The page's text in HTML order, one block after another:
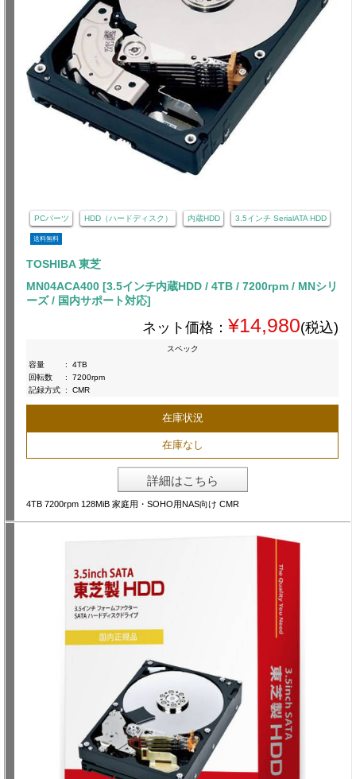
PCパーツ HDD（ハードディスク） 内蔵HDD 3.5インチ SerialATA HDD
送料無料
TOSHIBA 東芝
MN04ACA400 [3.5インチ内蔵HDD / 4TB / 7200rpm / MNシリ
ーズ / 国内サポート対応]
ネット価格： ¥14,980(税込)
スペック
容量
:
4TB
回転数
:
7200rpm
記録方式 : CMR
在庫状況
在庫なし
詳細はこちら
4TB 7200rpm 128MiB 家庭用・SOHO用NAS向け CMR